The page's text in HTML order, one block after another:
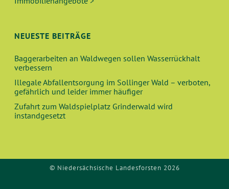
NEUESTE BEITRÄGE
Baggerarbeiten an Waldwegen sollen Wasserrückhalt
verbessern
Illegale Abfallentsorgung im Sollinger Wald – verboten,
gefährlich und leider immer häufiger
Zufahrt zum Waldspielplatz Grinderwald wird
instandgesetzt
© Niedersächsische Landesforsten 2026